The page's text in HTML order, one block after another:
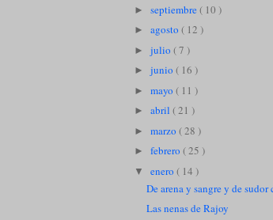
► septiembre( 10 )
► agosto ( 12 )
► julio ( 7 )
► junio ( 16 )
► mayo ( 11 )
► abril ( 21 )
► marzo ( 28 )
► febrero ( 25 )
▼ enero ( 14 )
De arena y sangre y de sudor
Las nenas de Rajoy